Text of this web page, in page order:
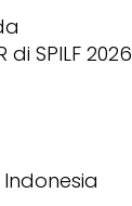
SPILF 2026